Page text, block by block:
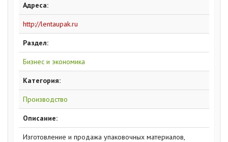
Адреса:
http://lentaupak.ru
Раздел:
Бизнес и экономика
Категория:
Производство
Описание:
Изготовление и продажа упаковочных материалов,